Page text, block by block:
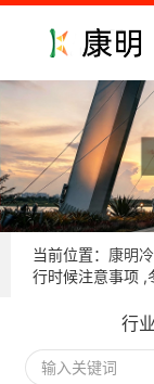
当前位置： 康明
行时候注意事项 ,
行